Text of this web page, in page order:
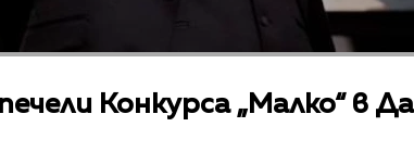
Конкурса „Малко“ в